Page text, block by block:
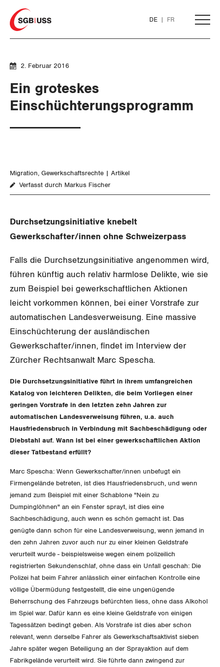
Home
DE FR
THEMEN
Flankierende Massnahmen und
Personenfreizügigkeit
Gewerkschaftsrechte
WIRTSCHAFT
Finanzen und Steuerpolitik
Aussenwirtschaft
Verteilung
Berufliche Vorsorge
Arbeitslosenversicherung
Überbrückungsleistung
Ergänzungsleistungen
Invalidenversicherung
CORONA-VIRUS
SERVICE PUBLIC
GLEICHSTELLUNG
Gleichstellung von Frauen und Männern
BILDUNG & JUGEND
MIGRATION
GEWERKSCHAFTSPOLITIK
International
Schweiz
Landesstreik
GEWERKSCHAFTSMITGLIED WERDEN
LOHNRECHNER
WEITERBILDUNG
NEWSLETTER
BROSCHÜREN/BÜCHER
Bestellformular
DER SGB
WIR ÜBER UNS
GREMIEN
Vorstand
Präsidialausschuss
Feministische Kommission
ZENTRALSEKRETARIAT
KANTONALE BÜNDE
Aargau
ANGESCHLOSSENE VERBÄNDE
Publikationen
Artikel
Medienmitteilungen
Dossier
Blog Daniel Lampart
Der Europa-Blog
Kontakt
2. Februar 2016
Ein groteskes
Einschüchterungsprogramm
Migration Gewerkschaftsrechte
Artikel
Verfasst durch Markus Fischer
Durchsetzungsinitiative knebelt
Gewerkschafter/innen ohne Schweizerpass
Falls die Durchsetzungsinitiative angenommen wird,
führen künftig auch relativ harmlose Delikte, wie sie
zum Beispiel bei gewerkschaftlichen Aktionen
leicht vorkommen können, bei einer Vorstrafe zur
automatischen Landesverweisung. Eine massive
Einschüchterung der ausländischen
Gewerkschafter/innen, findet im Interview der
Zürcher Rechtsanwalt Marc Spescha.
Die Durchsetzungsinitiative führt in ihrem umfangreichen
Katalog von leichteren Delikten, die beim Vorliegen einer
geringen Vorstrafe in den letzten zehn Jahren zur
automatischen Landesverweisung führen, u.a. auch
Hausfriedensbruch in Verbindung mit Sachbeschädigung oder
Diebstahl auf. Wann ist bei einer gewerkschaftlichen Aktion
dieser Tatbestand erfüllt?
Marc Spescha: Wenn Gewerkschafter/innen unbefugt ein
Firmengelände betreten, ist dies Hausfriedensbruch, und wenn
jemand zum Beispiel mit einer Schablone "Nein zu
Dumpinglöhnen" an ein Fenster sprayt, ist dies eine
Sachbeschädigung, auch wenn es schön gemacht ist. Das
genügte dann schon für eine Landesverweisung, wenn jemand in
den zehn Jahren zuvor auch nur zu einer kleinen Geldstrafe
verurteilt wurde - beispielsweise wegen einem polizeilich
registrierten Sekundenschlaf, ohne dass ein Unfall geschah: Die
Polizei hat beim Fahrer anlässlich einer einfachen Kontrolle eine
völlige Übermüdung festgestellt, die eine ungenügende
Beherrschung des Fahrzeugs befürchten liess, ohne dass Alkohol
im Spiel war. Dafür kann es eine kleine Geldstrafe von einigen
Tagessätzen bedingt geben. Als Vorstrafe ist dies aber schon
relevant, wenn derselbe Fahrer als Gewerkschaftsaktivist sieben
Jahre später wegen Beteiligung an der Sprayaktion auf dem
Fabrikgelände verurteilt wird. Sie führte dann zwingend zur